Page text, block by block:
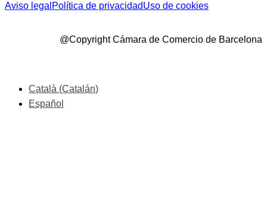
Aviso legal Política de privacidadUso de cookies
@Copyright Cámara de Comercio de Barcelona
Català (Catalán)
Español